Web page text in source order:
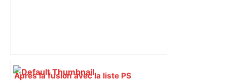
Après la fusion avec la liste PS